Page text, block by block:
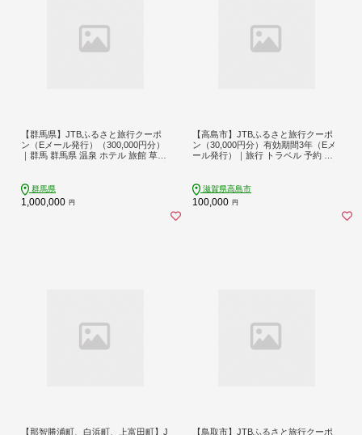
【群馬県】JTBふるさと旅行クーポ
ン（Eメール発行）（300,000円分）
｜群馬 群馬県 温泉 ホテル 旅館 草津
光 群馬県
1,000,000 円
【高島市】JTBふるさと旅行クーポ
ン（30,000円分）有効期間3年（Eメ
ール発行）｜旅行 トラベル 予約 国
子供 子連れ カップル 家族 人気 おす
すめ 旅行クーポン 店頭 オンライン
ネット予約 電話 有効期間3年
滋賀県高島市
100,000 円
【那智勝浦町、白浜町、上富田町】J
【鳥取市】JTBふるさと旅行クーポ